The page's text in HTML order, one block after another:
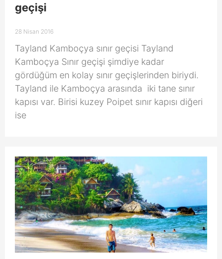
geçişi
28 Nisan 2016
Tayland Kamboçya sınır geçisi Tayland
Kamboçya Sınır geçişi şimdiye kadar
gördüğüm en kolay sınır geçişlerinden biriydi.
Tayland ile Kamboçya arasında iki tane sınır
kapısı var. Birisi kuzey Poipet sınır kapısı diğeri
ise